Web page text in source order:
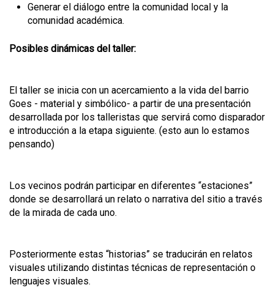
Generar el diálogo entre la comunidad local y la
comunidad académica.
Posibles dinámicas del taller:
El taller se inicia con un acercamiento a la vida del barrio
Goes - material y simbólico- a partir de una presentación
desarrollada por los talleristas que servirá como disparador
e introducción a la etapa siguiente. (esto aun lo estamos
pensando)
Los vecinos podrán participar en diferentes “estaciones”
donde se desarrollará un relato o narrativa del sitio a través
de la mirada de cada uno.
Posteriormente estas “historias” se traducirán en relatos
visuales utilizando distintas técnicas de representación o
lenguajes visuales.